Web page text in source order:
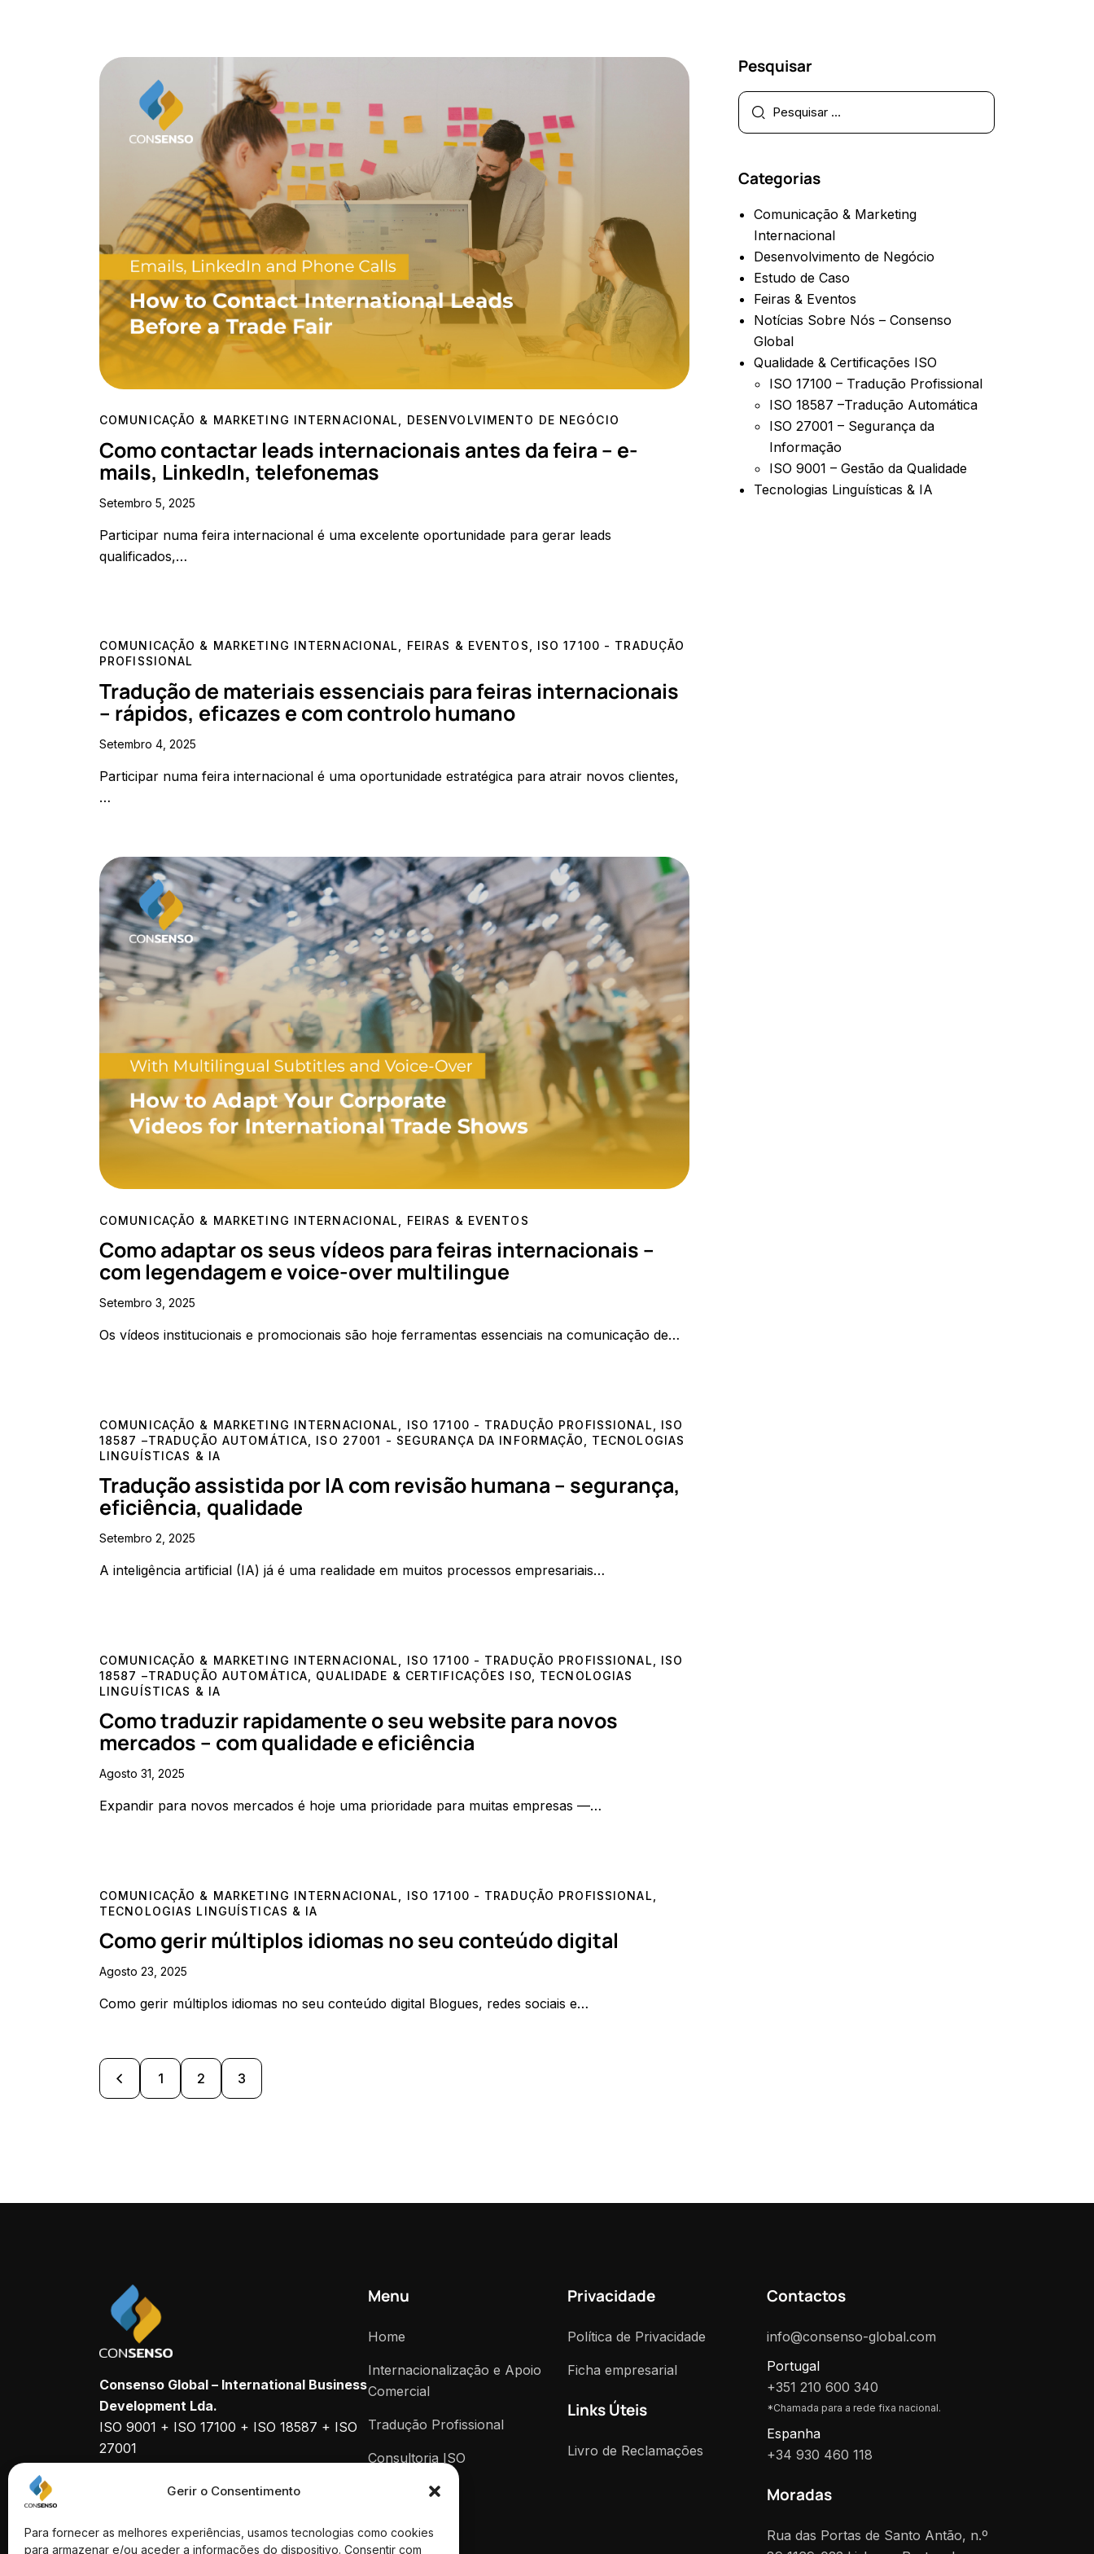
Gerir o Consentimento
Para fornecer as melhores experiências, usamos tecnologias como cookies
para armazenar e/ou aceder a informações do dispositivo. Consentir com
COMUNICAÇÃO & MARKETING INTERNACIONAL, DESENVOLVIMENTO DE NEGÓCIO
Como contactar leads internacionais antes da feira – e-
mails, LinkedIn, telefonemas
Setembro 5, 2025
Participar numa feira internacional é uma excelente oportunidade para gerar leads
qualificados,…
COMUNICAÇÃO & MARKETING INTERNACIONAL, FEIRAS & EVENTOS, ISO 17100 - TRADUÇÃO
PROFISSIONAL
Tradução de materiais essenciais para feiras internacionais
– rápidos, eficazes e com controlo humano
Setembro 4, 2025
Participar numa feira internacional é uma oportunidade estratégica para atrair novos clientes,
…
COMUNICAÇÃO & MARKETING INTERNACIONAL FEIRAS & EVENTOS
Como adaptar os seus vídeos para feiras internacionais –
com legendagem e voice-over multilingue
Setembro 3, 2025
Os vídeos institucionais e promocionais são hoje ferramentas essenciais na comunicação de…
COMUNICAÇÃO & MARKETING INTERNACIONAL ISO 17100 - TRADUÇÃO PROFISSIONAL
ISO
18587 –TRADUÇÃO AUTOMÁTICA
ISO 27001 - SEGURANÇA DA INFORMAÇÃO
TECNOLOGIAS
LINGUÍSTICAS & IA
Tradução assistida por IA com revisão humana – segurança,
eficiência, qualidade
Setembro 2, 2025
A inteligência artificial (IA) já é uma realidade em muitos processos empresariais…
COMUNICAÇÃO & MARKETING INTERNACIONAL ISO 17100 - TRADUÇÃO PROFISSIONAL
ISO
18587 –TRADUÇÃO AUTOMÁTICA
QUALIDADE & CERTIFICAÇÕES ISO
TECNOLOGIAS
LINGUÍSTICAS & IA
Como traduzir rapidamente o seu website para novos
mercados – com qualidade e eficiência
Agosto 31, 2025
Expandir para novos mercados é hoje uma prioridade para muitas empresas —…
COMUNICAÇÃO & MARKETING INTERNACIONAL ISO 17100 - TRADUÇÃO PROFISSIONAL
TECNOLOGIAS LINGUÍSTICAS & IA
Como gerir múltiplos idiomas no seu conteúdo digital
Agosto 23, 2025
Como gerir múltiplos idiomas no seu conteúdo digital Blogues, redes sociais e…
1 2 3
Pesquisar
Categorias
Comunicação & Marketing
Internacional
Desenvolvimento de Negócio
Estudo de Caso
Feiras & Eventos
Notícias Sobre Nós – Consenso
Global
Qualidade & Certificações ISO
ISO 17100 – Tradução Profissional
ISO 18587 –Tradução Automática
ISO 27001 – Segurança da
Informação
ISO 9001 – Gestão da Qualidade
Tecnologias Linguísticas & IA
Consenso Global – International Business
Development Lda.
ISO 9001 + ISO 17100 + ISO 18587 + ISO
27001
Menu
Home
Internacionalização e Apoio
Comercial
Tradução Profissional
Consultoria ISO
Contactos
Privacidade
Política de Privacidade
Ficha empresarial
Links Úteis
Livro de Reclamações
Contactos
info@consenso-global.com
Portugal
+351 210 600 340
*Chamada para a rede fixa nacional.
Espanha
+34 930 460 118
Moradas
Rua das Portas de Santo Antão, n.º